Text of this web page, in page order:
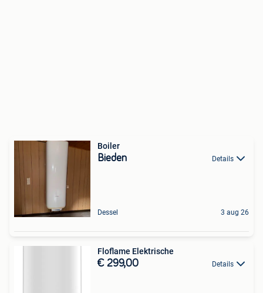
Boiler
Bieden Details
Dessel 3 aug 26
Floflame Elektrische
€ 299,00 Details